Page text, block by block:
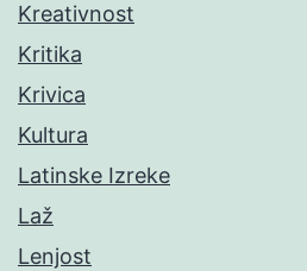
Kreativnost
Kritika
Krivica
Kultura
Latinske Izreke
Laž
Lenjost